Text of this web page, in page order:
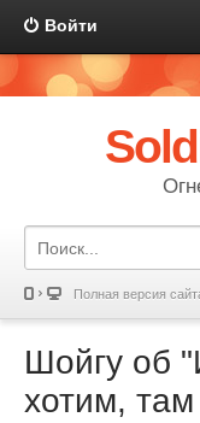
Войти
Полная версия
Шойгу об
хотим,